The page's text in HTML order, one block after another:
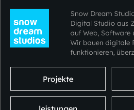
Snow Dream
Digital Studio aus
auf Web,
Wir bauen digitale
funktionieren,
Projekte